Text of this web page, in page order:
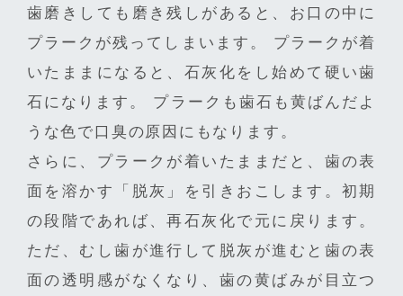
歯磨きしても磨き残しがあると、お口の中に
プラークが残ってしまいます。 プラークが着
いたままになると、石灰化をし始めて硬い歯
石になります。 プラークも歯石も黄ばんだよ
うな色で口臭の原因にもなります。
さらに、プラークが着いたままだと、歯の表
面を溶かす「脱灰」を引きおこします。初期
の段階であれば、再石灰化で元に戻ります。
ただ、むし歯が進行して脱灰が進むと歯の表
面の透明感がなくなり、歯の黄ばみが目立つ